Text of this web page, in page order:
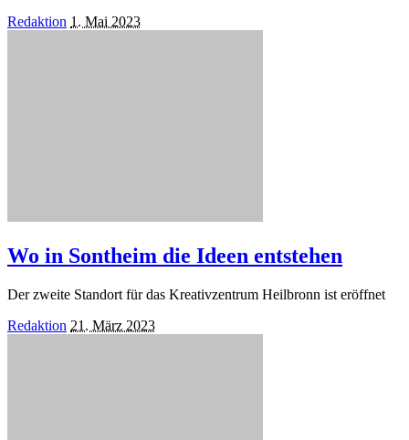
Posted
Redaktion 1. Mai 2023
Wo in Sontheim die Ideen entstehen
Der zweite Standort für das Kreativzentrum Heilbronn ist eröffnet
Posted
Redaktion 21. März 2023